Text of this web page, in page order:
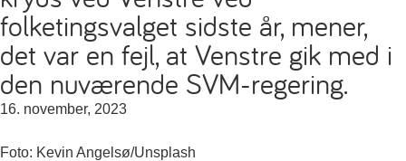
folketingsvalget sidste år, mener,
det var en fejl, at Venstre gik med i
den nuværende SVM-regering.
16. november, 2023
Foto: Kevin Angelsø/Unsplash